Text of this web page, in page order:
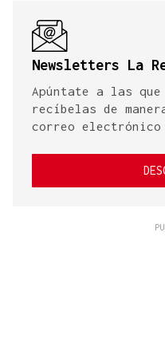
Newsletters La
Apúntate a las
recíbelas de
correo electrónico